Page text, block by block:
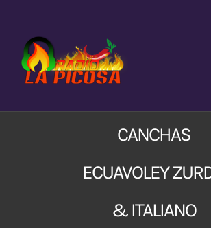
contenido
CANCHAS
ECUAVOLEY
& ITALIANO